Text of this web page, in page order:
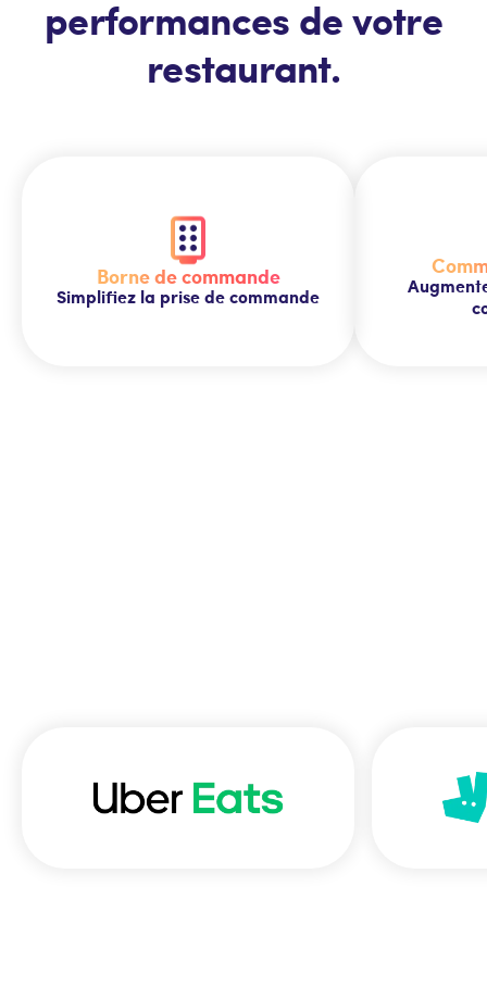
performances de votre
restaurant.
Borne de commande
Simplifiez la prise de commande